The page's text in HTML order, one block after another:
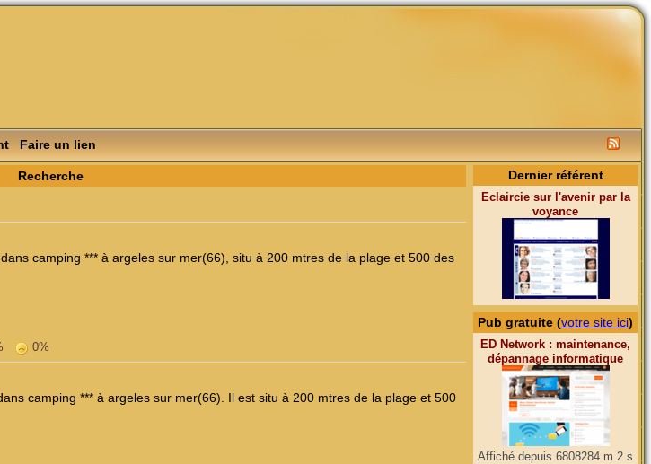
Faire un lien
Recherche
camping *** à argeles sur mer(66), situ à 200 mtres de la plage et 500 des
0%
camping *** à argeles sur mer(66). Il est situ à 200 mtres de la plage et 500
Dernier référent
Eclaircie sur l'avenir par la
voyance
Pub gratuite (votre site ici)
ED Network : maintenance,
dépannage informatique
Affiché depuis 6808284 m 2 s